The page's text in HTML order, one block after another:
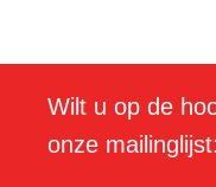
Wilt u op de
onze mailinglijst: